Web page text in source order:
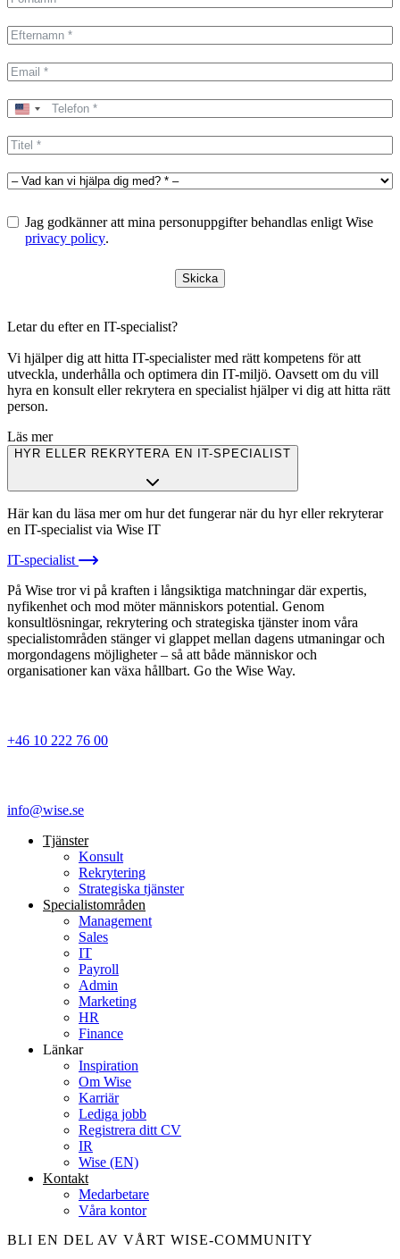
United
+1
Jag godkänner att mina personuppgifter behandlas enligt Wise
privacy policy.
Skicka
Letar du efter en IT-specialist?
Vi hjälper dig att hitta IT-specialister med rätt kompetens för att
utveckla, underhålla och optimera din IT-miljö. Oavsett om du vill
hyra en konsult eller rekrytera en specialist hjälper vi dig att hitta rätt
person.
Läs mer
HYR ELLER REKRYTERA EN IT-SPECIALIST
Här kan du läsa mer om hur det fungerar när du hyr eller rekryterar
en IT-specialist via Wise IT
IT-specialist
På Wise tror vi på kraften i långsiktiga matchningar där expertis,
nyfikenhet och mod möter människors potential. Genom
konsultlösningar, rekrytering och strategiska tjänster inom våra
specialistområden stänger vi glappet mellan dagens utmaningar och
morgondagens möjligheter – så att både människor och
organisationer kan växa hållbart. Go the Wise Way.
+46 10 222 76 00
info@wise.se
Tjänster
Konsult
Rekrytering
Strategiska tjänster
Specialist­områden
Management
Sales
IT
Payroll
Admin
Marketing
HR
Finance
Länkar
Inspiration
Om Wise
Karriär
Lediga jobb
Registrera ditt CV
IR
Wise (EN)
Kontakt
Medarbetare
Våra kontor
BLI EN DEL AV VÅRT WISE-COMMUNITY